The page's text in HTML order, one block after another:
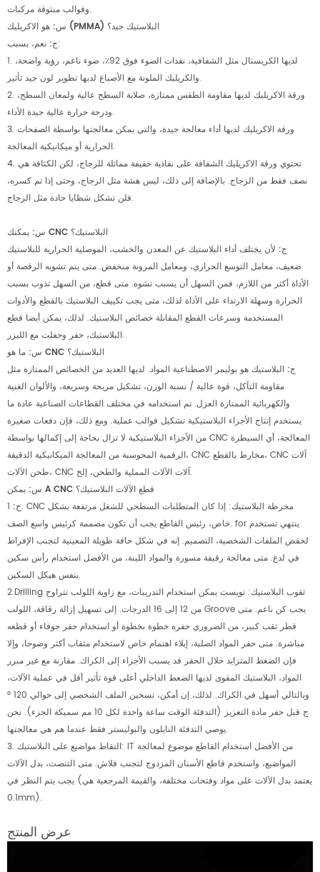
وقوالب مبثوقة مركبات.
س: هو الاكريليك (PMMA) البلاستيك جيد؟
ج:نعم، بسبب:
1. لديها الكريستال مثل الشفافية، نفذات الضوء فوق 92٪، ضوء ناعم، رؤية واضحة،
والكريليك الملونة مع الأصباغ لديها تطوير لون جيد تأثير.
2. ورقة الاكريليك لديها مقاومة الطقس ممتازة، صلابة السطح عالية ولمعان السطح،
ودرجة حرارة عالية جيدة الأداء.
3. ورقة الاكريليك لديها أداء معالجة جيدة، والتي يمكن معالجتها بواسطة الصفحات
الحرارية أو ميكانيكية المعالجة.
4. تحتوي ورقة الاكريليك الشفافة على نفاذية خفيفة مماثلة للزجاج، لكن الكثافة هي
نصف فقط من الزجاج. بالإضافة إلى ذلك، ليس هشة مثل الزجاج، وحتى إذا تم كسره،
فلن تشكل شظايا حادة مثل الزجاج.
س: يمكنك CNC البلاستيك؟
ج: لأن يختلف أداء البلاستيك عن المعدن والخشب، الموصلية الحرارية للبلاستيك
ضعيف، معامل التوسع الحراري، ومعامل المرونة منخفض. متى يتم تشويه الرقصة أو
الأداة أكثر من اللازم، فمن السهل أن يسبب تشوه. متى قطع، من السهل تذوب بسبب
الحرارة وسهلة الارتداء على الأداة لذلك، متى يجب تكييف البلاستيك بالقطع والأدوات
المستخدمة وسرعات القطع المقابلة خصائص البلاستيك. لذلك، يمكن أيضا قطع
البلاستيك، حفر وحفلت مع الليزر.
س: ما هو CNC البلاستيك؟
ج: البلاستيك هو بوليمر الاصطناعية المواد. لديها العديد من الخصائص الممتازة مثل
مقاومة التآكل، قوة عالية / نسبة الوزن، تشكيل مريحة وسريعة، والألوان الغنية
والكهربائية الممتازة العزل. تم استخدامه في مختلف القطاعات الصناعية عادة ما
يستخدم إنتاج الأجزاء البلاستيكية تشكيل قوالب عملية. ومع ذلك، فإن دفعات صغيرة
من الأجزاء البلاستيكية لا تزال بحاجة إلى إكمالها بواسطة CNC المعالجة، أي السيطرة
الرقمية المحوسبة من المعالجة الميكانيكية الدقيقة، CNC مخارط بالقطع، CNC آلات
طحن الآلات، CNC آلات الآلات المملية والطحن، إلخ.
س: يمكن A CNC قطع الآلات البلاستيك؟
ج: 1. CNC مخرطة البلاستيك: إذا كان المتطلبات السطحي للشغل مرتفعة بشكل
خاص، رئيس القاطع يجب أن تكون مصممة كرئيس واسع الصف. for ينتهي تستخدم
لخفض الملفات الشخصية، التصميم. إنه في شكل حافة طويلة المعينية لتجنب الإفراط
في لدغ. متى معالجة رقيقة مسورة والمواد اللينة، من الأفضل استخدام رأس سكين
بنفس هيكل السكين.
2.Drilling ثقوب البلاستيك: تويست يمكن استخدام التدريبات، مع زاوية اللولب تتراوح
من 12 إلى 16 الدرجات. إلى تسهيل إزالة رقاقة، اللولب Groove يجب كن ناعم. متى
قطر ثقب كبير، من الضروري حفره خطوة بخطوة أو استخدام حفر جوفاء أو قطعه
مباشرة. متى حفر المواد الصلبة، إيلاء اهتمام خاص لاستخدام مثقاب أكثر وضوحا، وإلا
فإن الضغط المتزايد خلال الحفر قد يسبب الأجزاء إلى الكراك. مقارنة مع غير مبرر
المواد، البلاستيك المقوى لديها الضغط الداخلي أعلى قوة تأثير أقل في عملية الآلات،
وبالتالي أسهل في الكراك. لذلك، إن أمكن، تسخين الملف الشخصي إلى حوالي 120 °
ج قبل حفر مادة التعزيز (التدفئة الوقت ساعة واحدة لكل 10 مم سميكة الجزء). نحن
يوصي التدفئة النايلون والبوليستر فقط عندما هم هي معالجتها.
3. التقاط مواضيع على البلاستيك: IT من الأفضل استخدام القاطع موضوع لمعالجة
المواضيع، واستخدم قاطع الأسنان المزدوج لتجنب فلاش. متى التنصت، بدل الآلات
يجب يتم النظر في (يعتمد بدل الآلات على مواد وفتحات مختلفة، والقيمة المرجعية هي
0.1mm).
عرض المنتج